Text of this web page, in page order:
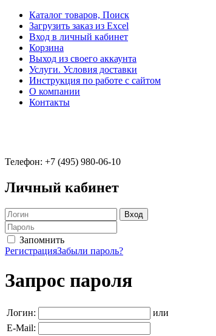
Каталог товаров, Поиск
Загрузить заказ из Excel
Вход в личный кабинет
Корзина
Выход из своего аккаунта
Услуги. Условия доставки
Инструкция по работе с сайтом
О компании
Контакты
Телефон: +7 (495) 980-06-10
Личный кабинет
Запомнить
РегистрацияЗабыли пароль?
Запрос пароля
Логин:
или
E-Mail: